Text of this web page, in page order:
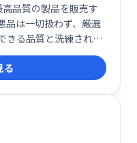
品質の製品を販売す
品は一切扱わず、厳選
きる品質と洗練された
高のショッピング体験
で特別な商品を
る